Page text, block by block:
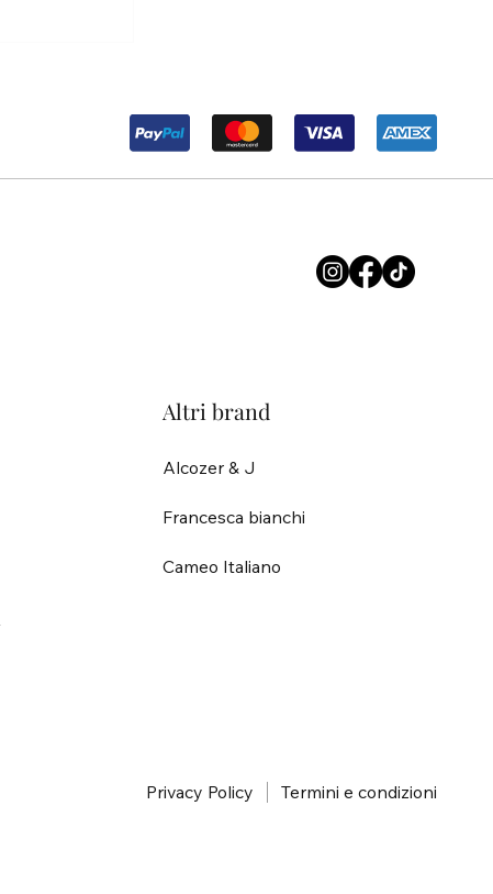
Privacy Policy Termini e condizioni
Altri brand
Alcozer & J
Francesca bianchi
Cameo Italiano